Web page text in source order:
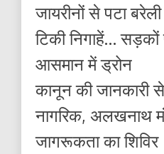
जायरीनों से पटा
टिकी निगाहें…
आसमान में ड्रोन
कानून की जानकारी
नागरिक, अलखनाथ
जागरूकता का शिविर